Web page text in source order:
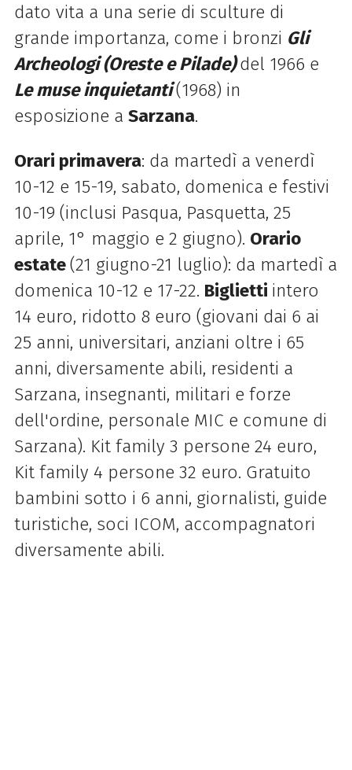
dato vita a una serie di sculture di
grande importanza, come i bronzi Gli
Archeologi (Oreste e Pilade)del 1966 e
Le muse inquietanti(1968) in
esposizione a Sarzana.
Orari primavera: da martedì a venerdì
10-12 e 15-19, sabato, domenica e festivi
10-19 (inclusi Pasqua, Pasquetta, 25
aprile, 1° maggio e 2 giugno). Orario
estate(21 giugno-21 luglio): da martedì a
domenica 10-12 e 17-22. Biglietti intero
14 euro, ridotto 8 euro (giovani dai 6 ai
25 anni, universitari, anziani oltre i 65
anni, diversamente abili, residenti a
Sarzana, insegnanti, militari e forze
dell'ordine, personale MIC e comune di
Sarzana). Kit family 3 persone 24 euro,
Kit family 4 persone 32 euro. Gratuito
bambini sotto i 6 anni, giornalisti, guide
turistiche, soci ICOM, accompagnatori
diversamente abili.